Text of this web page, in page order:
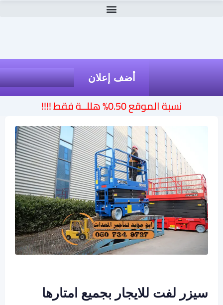
أضف إعلان
نسبة الموقع 0.50% هللــة فقط !!!!
سيزر لفت للايجار بجميع امتارها